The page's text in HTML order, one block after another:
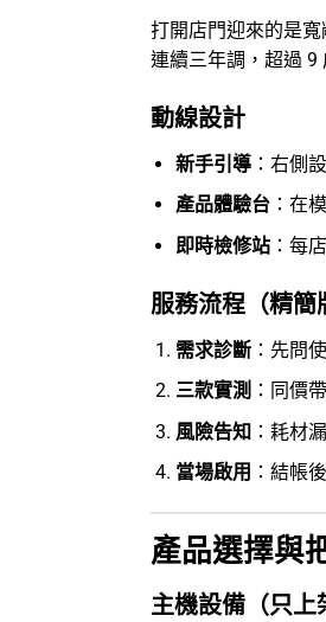
打開店門迎來的是
連續三年調，超過 9
動線設計
新手引導：右側
產品體驗台：在
即時檢修站：每
服務流程（精簡
需求診斷：先問
三款實測 ：同價
風險告知 ：耗材
當場啟用 ：結帳
產品選擇與
主機設備（只上